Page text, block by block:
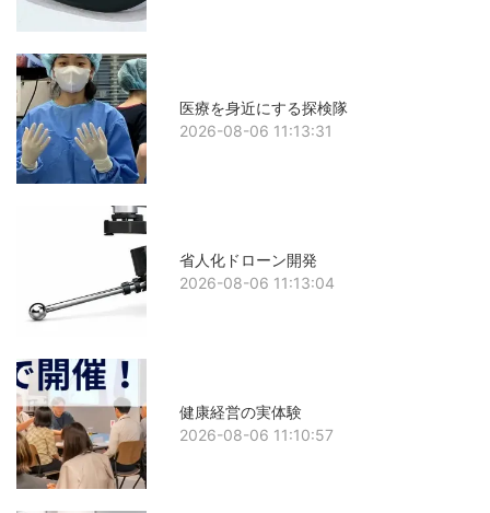
医療を身近にする探検隊
2026-08-06 11:13:31
省人化ドローン開発
2026-08-06 11:13:04
健康経営の実体験
2026-08-06 11:10:57